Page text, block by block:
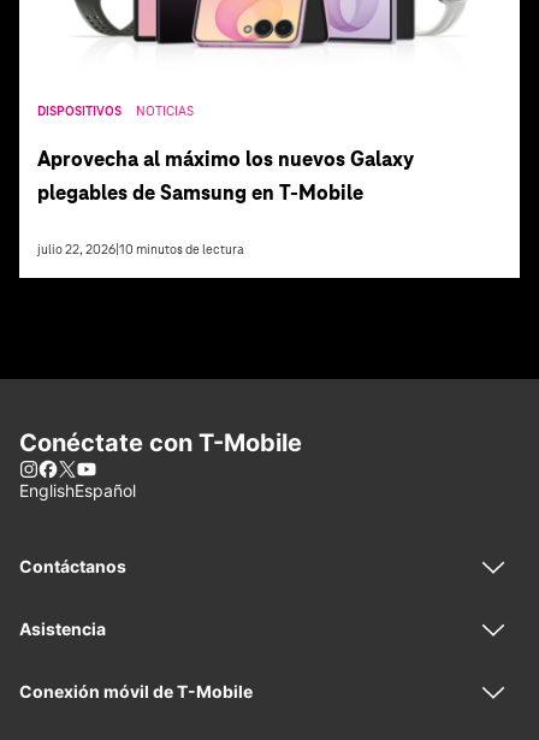
DISPOSITIVOS NOTICIAS
Aprovecha al máximo los nuevos Galaxy
plegables de Samsung en T‑Mobile
julio 22, 2026 10 minutos de lectura